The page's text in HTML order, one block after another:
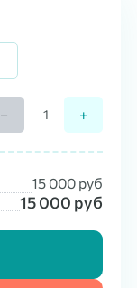
− +
15 000 руб
15 000 руб